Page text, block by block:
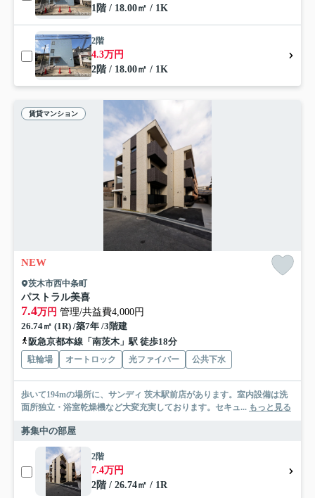
1階 / 18.00㎡ / 1K
2階
4.3万円
2階 / 18.00㎡ / 1K
賃貸マンション
NEW
茨木市西中条町
パストラル美喜
7.4万円 管理/共益費4,000円
26.74㎡ (1R) /築7年 /3階建
阪急京都本線「南茨木」駅 徒歩18分
駐輪場 オートロック 光ファイバー 公共下水
歩いて194mの場所に、サンディ 茨木駅前店があります。室内設備は洗
面所独立・浴室乾燥機など大変充実しております。セキュ... もっと見る
募集中の部屋
2階
7.4万円
2階 / 26.74㎡ / 1R